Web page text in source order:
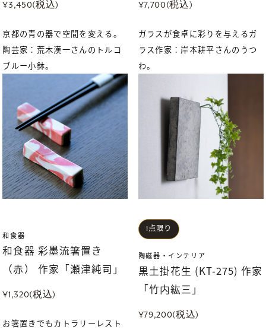
¥3,450(税込)
京都の青の器で空間を変える。
陶芸家：荒木漢一さんのトルコ
ブルー小鉢。
¥7,700(税込)
ガラスが食卓に彩りを与えるガ
ラス作家：岸本耕平さんのうつ
わ。
和食器
和食器 彩墨流箸置き
（赤） 作家「瀬津純司」
¥1,320(税込)
お箸置きでもカトラリーレスト
1点限り
陶磁器・インテリア
黒土掛花生 (KT-275) 作家
「竹内紘三」
¥79,200(税込)